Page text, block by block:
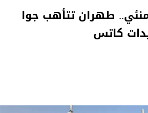
طهران تتأهب جوا
كاتس